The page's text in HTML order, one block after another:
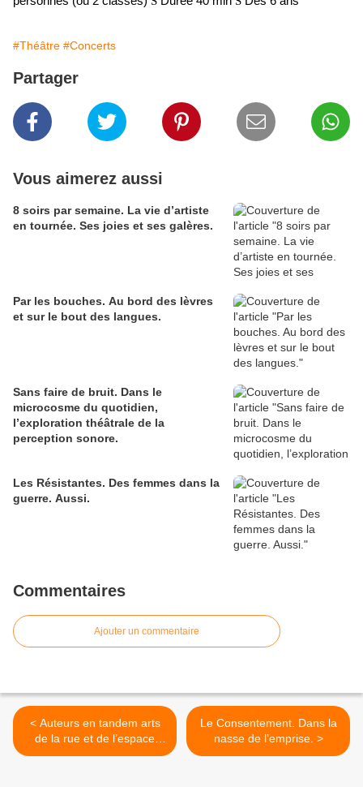
#Théâtre #Concerts
Partager
Vous aimerez aussi
8 soirs par semaine. La vie d’artiste
en tournée. Ses joies et ses galères.
Par les bouches. Au bord des lèvres
et sur le bout des langues.
Sans faire de bruit. Dans le
microcosme du quotidien,
l’exploration théâtrale de la
perception sonore.
Les Résistantes. Des femmes dans la
guerre. Aussi.
Commentaires
Ajouter un commentaire
< Auteurs en tandem arts
de la rue et de l’espace
public & théâtre
Le Consentement. Dans la
nasse de l’emprise. >